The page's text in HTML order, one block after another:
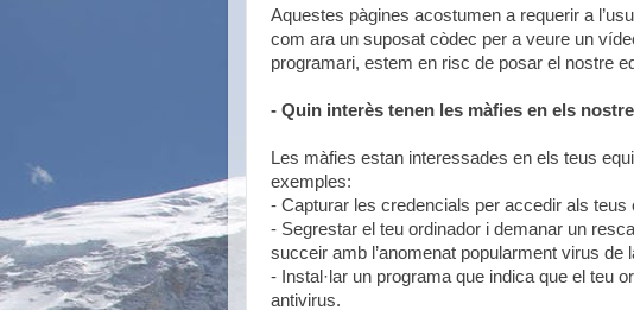
Aquestes pàgines acostumen a requerir a
com ara un suposat còdec per a veure un
programari, estem en risc de posar el nostre
- Quin interès tenen les màfies en els
Les màfies estan interessades en els teus
exemples:
- Capturar les credencials per accedir als teus
- Segrestar el teu ordinador i demanar un
succeir amb l’anomenat popularment virus de
- Instal·lar un programa que indica que el teu
antivirus.